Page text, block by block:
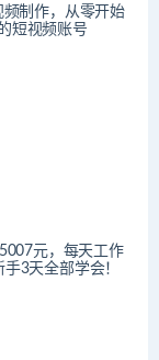
频制作，从零开始
短视频账号
元，每天工作
3天全部学会！